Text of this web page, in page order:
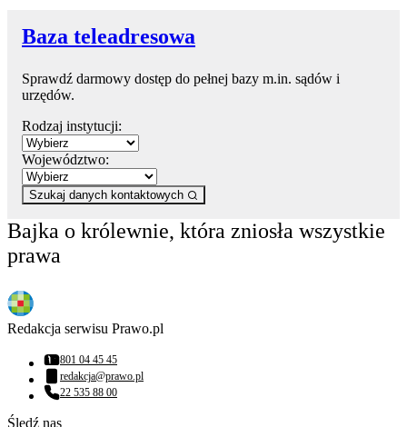
Baza teleadresowa
Sprawdź darmowy dostęp do pełnej bazy m.in. sądów i
urzędów.
Rodzaj instytucji:
Województwo:
Szukaj danych kontaktowych
Bajka o królewnie, która zniosła wszystkie
prawa
Redakcja serwisu Prawo.pl
Numer telefonu:
801 04 45 45
Adres email:
redakcja@prawo.pl
Numer telefonu:
22 535 88 00
Śledź nas